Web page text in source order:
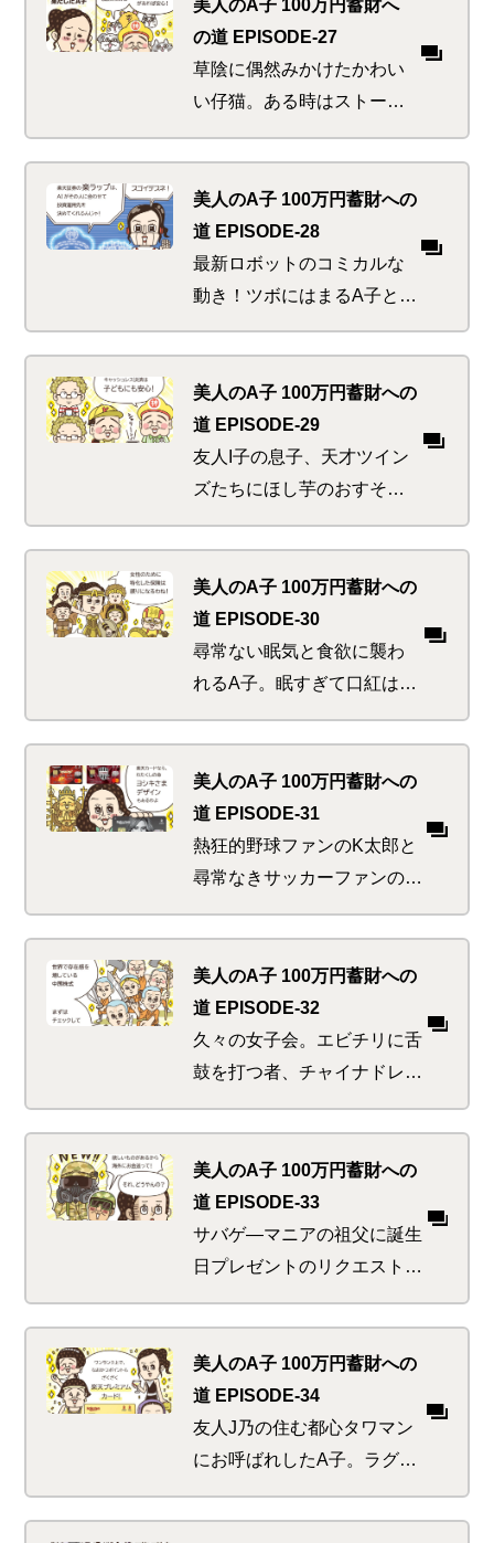
け…。極めつけはやっぱり
強烈個性のあの先輩
美人のA子 100万円蓄財へ
の道 EPISODE-27
草陰に偶然みかけたかわい
い仔猫。ある時はストーキ
ング、またある時はボンネ
ットで日光浴、何度も出会
ううち、これはもはや運命
か！と思ったそばから頭を
悩ます問題が…
美人のA子 100万円蓄財への
道 EPISODE-28
最新ロボットのコミカルな
動き！ツボにはまるA子とK
太郎。便利で面白くてかわ
いくて、ロボの魅力にちょ
っとお金をつぎ込んでしま
い「あ、神に怒られる！」
と思った刹那…
美人のA子 100万円蓄財への
道 EPISODE-29
友人I子の息子、天才ツイン
ズたちにほし芋のおすそ分
け。なんと彼ら、お小遣い
をあげようとお財布を開く
も断ってくるというウワ
サ。駄菓子屋にまっしぐら
だったA子にはにわかには信
じられず…
美人のA子 100万円蓄財への
道 EPISODE-30
尋常ない眠気と食欲に襲わ
れるA子。眠すぎて口紅はは
みだし、食欲がありすぎて
回転ずしから浜焼きへのハ
シゴ。これは普通じゃない
わね、と思った刹那 いきな
りの「おえっぷ」。A子はど
うなってしまうのか…
美人のA子 100万円蓄財への
道 EPISODE-31
熱狂的野球ファンのK太郎と
尋常なきサッカーファンのA
子。チームを愛するあまり身
近なものをそのデザインで染
め上げたい欲求に駆られる。
ただしファン以外への無理強
いはご法度！どうせやるなら
もっとプライベートなアレ
美人のA子 100万円蓄財への
道 EPISODE-32
久々の女子会。エビチリに舌
鼓を打つ者、チャイナドレス
愛好家、三国志ファン、ジャ
ッキーLOVEなど、中華のイ
メージは人それぞれ。しかし
全員が感じていた、そこはか
となく漂う中華マネーの潮流
とそれに乗っかりたいお互い
美人のA子 100万円蓄財への
道 EPISODE-33
サバゲ―マニアの祖父に誕生
日プレゼントのリクエストを
聞くことにしたA子。案の定
素人には縁遠いコアグッズを
所望され、かつ知らぬ間に異
国に移住していた事実も判
明。祖母のナイス助け舟があ
るも、海外への送金などした
美人のA子 100万円蓄財への
道 EPISODE-34
友人J乃の住む都心タワマン
にお呼ばれしたA子。ラグジ
ュアリーな生活を垣間見る
が、うらやましがってるばか